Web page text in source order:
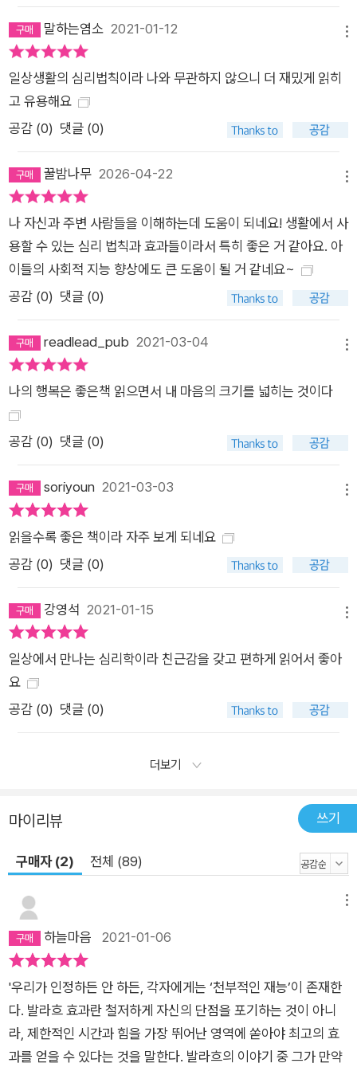
말하는염소 2021-01-12
일상생활의 심리법칙이라 나와 무관하지 않으니 더 재밌게 읽히
고 유용해요
공감 (0) 댓글 (0)
꿀밤나무 2026-04-22
나 자신과 주변 사람들을 이해하는데 도움이 되네요! 생활에서 사
용할 수 있는 심리 법칙과 효과들이라서 특히 좋은 거 같아요. 아
이들의 사회적 지능 향상에도 큰 도움이 될 거 같네요~
공감 (0) 댓글 (0)
readlead_pub 2021-03-04
나의 행복은 좋은책 읽으면서 내 마음의 크기를 넓히는 것이다
공감 (0) 댓글 (0)
soriyoun 2021-03-03
읽을수록 좋은 책이라 자주 보게 되네요
공감 (0) 댓글 (0)
강영석 2021-01-15
일상에서 만나는 심리학이라 친근감을 갖고 편하게 읽어서 좋아
요
공감 (0) 댓글 (0)
더보기
마이리뷰 쓰기
구매자 (2) 전체 (89)
하늘마음 2021-01-06
'우리가 인정하든 안 하든, 각자에게는 ‘천부적인 재능’이 존재한
다. 발라흐 효과란 철저하게 자신의 단점을 포기하는 것이 아니
라, 제한적인 시간과 힘을 가장 뛰어난 영역에 쏟아야 최고의 효
과를 얻을 수 있다는 것을 말한다. 발라흐의 이야기 중 그가 만약